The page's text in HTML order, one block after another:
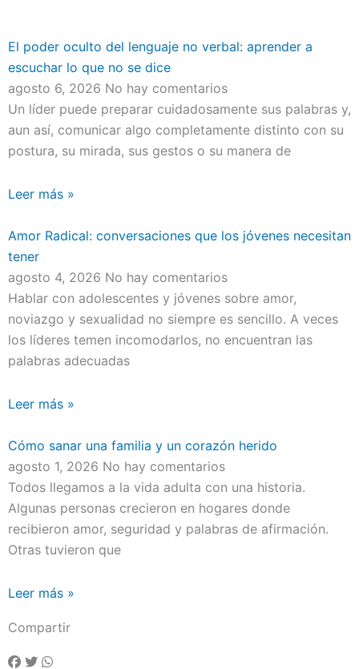
El poder oculto del lenguaje no verbal: aprender a
escuchar lo que no se dice
agosto 6, 2026 No hay comentarios
Un líder puede preparar cuidadosamente sus palabras y,
aun así, comunicar algo completamente distinto con su
postura, su mirada, sus gestos o su manera de
Leer más »
Amor Radical: conversaciones que los jóvenes necesitan
tener
agosto 4, 2026 No hay comentarios
Hablar con adolescentes y jóvenes sobre amor,
noviazgo y sexualidad no siempre es sencillo. A veces
los líderes temen incomodarlos, no encuentran las
palabras adecuadas
Leer más »
Cómo sanar una familia y un corazón herido
agosto 1, 2026 No hay comentarios
Todos llegamos a la vida adulta con una historia.
Algunas personas crecieron en hogares donde
recibieron amor, seguridad y palabras de afirmación.
Otras tuvieron que
Leer más »
Compartir